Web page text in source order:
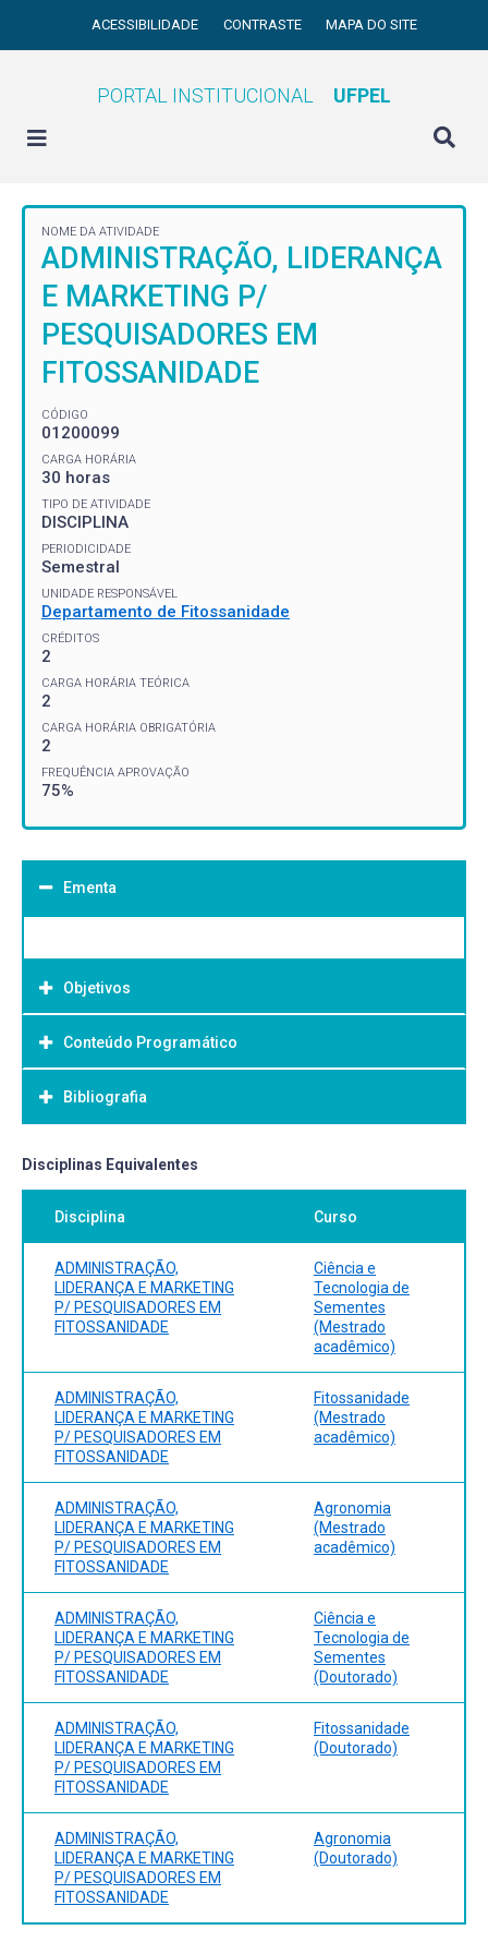
ACESSIBILIDADE CONTRASTE MAPA DO SITE
PORTAL INSTITUCIONAL UFPEL
NOME DA ATIVIDADE
ADMINISTRAÇÃO, LIDERANÇA
E MARKETING P/
PESQUISADORES EM
FITOSSANIDADE
CÓDIGO
01200099
CARGA HORÁRIA
30 horas
TIPO DE ATIVIDADE
DISCIPLINA
PERIODICIDADE
Semestral
UNIDADE RESPONSÁVEL
Departamento de Fitossanidade
CRÉDITOS
2
CARGA HORÁRIA TEÓRICA
2
CARGA HORÁRIA OBRIGATÓRIA
2
FREQUÊNCIA APROVAÇÃO
75%
Ementa
Objetivos
Objetivo Geral:
Conteúdo Programático
Bibliografia
Bibliografia Básica:
Disciplinas Equivalentes
Disciplina Curso
ADMINISTRAÇÃO,
LIDERANÇA E MARKETING
P/ PESQUISADORES EM
FITOSSANIDADE
Ciência e
Tecnologia de
Sementes
(Mestrado
acadêmico)
ADMINISTRAÇÃO,
LIDERANÇA E MARKETING
P/ PESQUISADORES EM
FITOSSANIDADE
Fitossanidade
(Mestrado
acadêmico)
ADMINISTRAÇÃO,
LIDERANÇA E MARKETING
P/ PESQUISADORES EM
FITOSSANIDADE
Agronomia
(Mestrado
acadêmico)
ADMINISTRAÇÃO,
LIDERANÇA E MARKETING
P/ PESQUISADORES EM
FITOSSANIDADE
Ciência e
Tecnologia de
Sementes
(Doutorado)
ADMINISTRAÇÃO,
LIDERANÇA E MARKETING
P/ PESQUISADORES EM
FITOSSANIDADE
Fitossanidade
(Doutorado)
ADMINISTRAÇÃO,
LIDERANÇA E MARKETING
P/ PESQUISADORES EM
FITOSSANIDADE
Agronomia
(Doutorado)